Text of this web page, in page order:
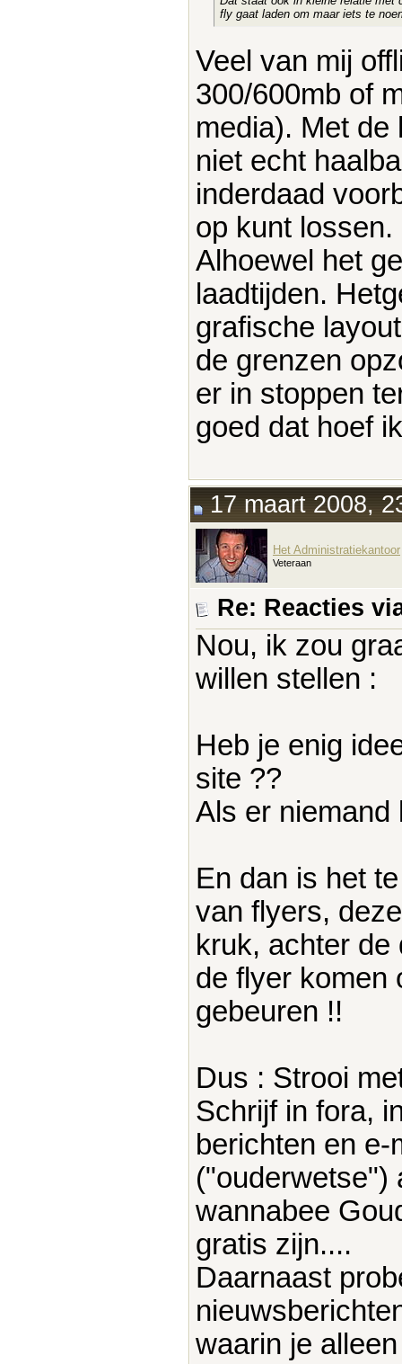
fly gaat laden om maar iets te
Veel van mij
300/600mb of
media). Met de
niet echt
inderdaad
op kunt
Alhoewel het
laadtijden.
grafische
de grenzen
er in stoppen
goed dat hoef
17 maart 2008,
Het Administratiekantoor
Veteraan
Re: Reacties
Nou, ik zou
willen stellen :
Heb je enig
site ??
Als er niemand
En dan is het
van flyers,
kruk, achter
de flyer komen
gebeuren !!
Dus : Strooi
Schrijf in fora,
berichten en
("ouderwetse")
wannabee
gratis zijn....
Daarnaast
waarin je